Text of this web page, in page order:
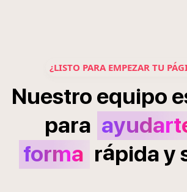
¿LISTO PARA EMPEZAR TU
Nuestro equipo
para
forma rápiday